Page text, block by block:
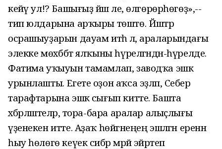
кейәү ул!? Башығыҙ йәш әле, өлгөрөрһөгөҙ»,--
тип юлдарына арҡыры төштө. Йәштәр
осрашыуҙарын дауам итһә лә, араларындағы
элекке мөхәббәт ялҡыны һүрелгәндән-һүрелде.
Фатима уҡыуын тамамлап, заводҡа эшкә
урынлашты. Егете оҙон аҡса эҙләп, Себер
тарафтарына эшкә сығып китте. Башта
хәбәрләштеләр, тора-бара аралар алыҫлығы
үҙенекен итте. Аҙаҡ һөйгәнеңең эшләгән еренән
һыу һөлөгө кеүек сибәр мәрйә эйәртеп